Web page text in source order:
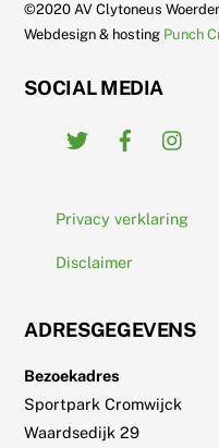
©2020 AV Clytoneus
Webdesign & hosting Punch
SOCIAL MEDIA
Twitter
Privacy verklaring
Disclaimer
ADRESGEGEVENS
Bezoekadres
Sportpark Cromwijck
Waardsedijk 29